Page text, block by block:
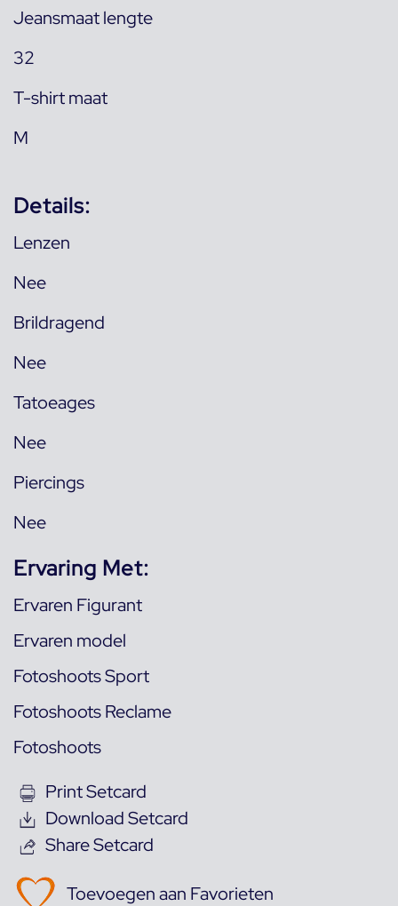
Jeansmaat lengte
32
T-shirt maat
M
Details:
Lenzen
Nee
Brildragend
Nee
Tatoeages
Nee
Piercings
Nee
Ervaring Met:
Ervaren Figurant
Ervaren model
Fotoshoots Sport
Fotoshoots Reclame
Fotoshoots
Print Setcard
Download Setcard
Share Setcard
Toevoegen aan Favorieten